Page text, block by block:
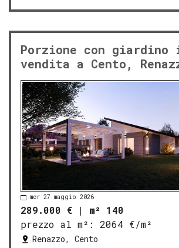
Porzione con giardino
vendita a Cento,
mer 27 maggio 2026
289.000 € | m² 140
prezzo al m²:
2064 €/m²
Renazzo, Cento